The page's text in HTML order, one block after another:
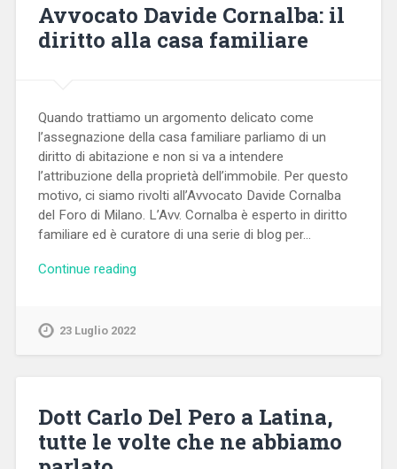
Avvocato Davide Cornalba: il
diritto alla casa familiare
Quando trattiamo un argomento delicato come
l’assegnazione della casa familiare parliamo di un
diritto di abitazione e non si va a intendere
l’attribuzione della proprietà dell’immobile. Per questo
motivo, ci siamo rivolti all’Avvocato Davide Cornalba
del Foro di Milano. L’Avv. Cornalba è esperto in diritto
familiare ed è curatore di una serie di blog per…
Continue reading
23 Luglio 2022
Dott Carlo Del Pero a Latina,
tutte le volte che ne abbiamo